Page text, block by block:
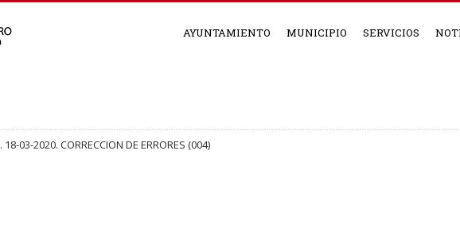
AYUNTAMIENTO MUNICIPIO SERVICIOS
03-2020. CORRECCION DE ERRORES (004)